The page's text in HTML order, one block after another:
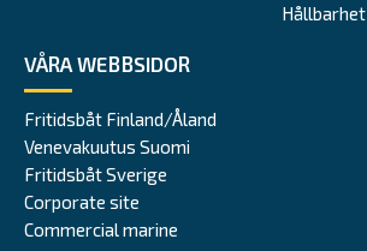
Hållbarhet
VÅRA WEBBSIDOR
Fritidsbåt Finland/Åland
Venevakuutus Suomi
Fritidsbåt Sverige
Corporate site
Commercial marine